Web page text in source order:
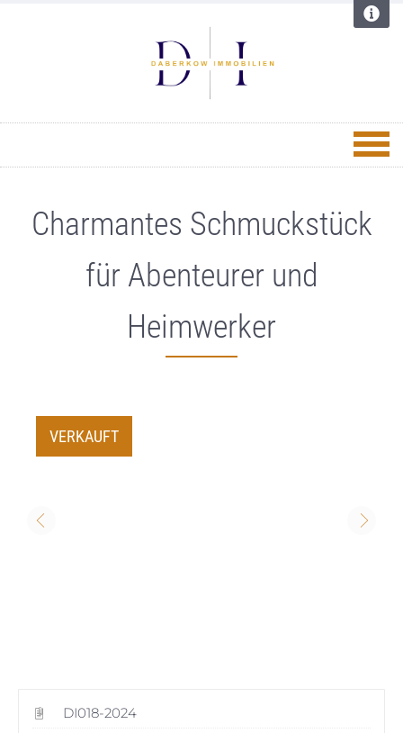
Charmantes Schmuckstück
für Abenteurer und
Heimwerker
VERKAUFT
DI018-2024